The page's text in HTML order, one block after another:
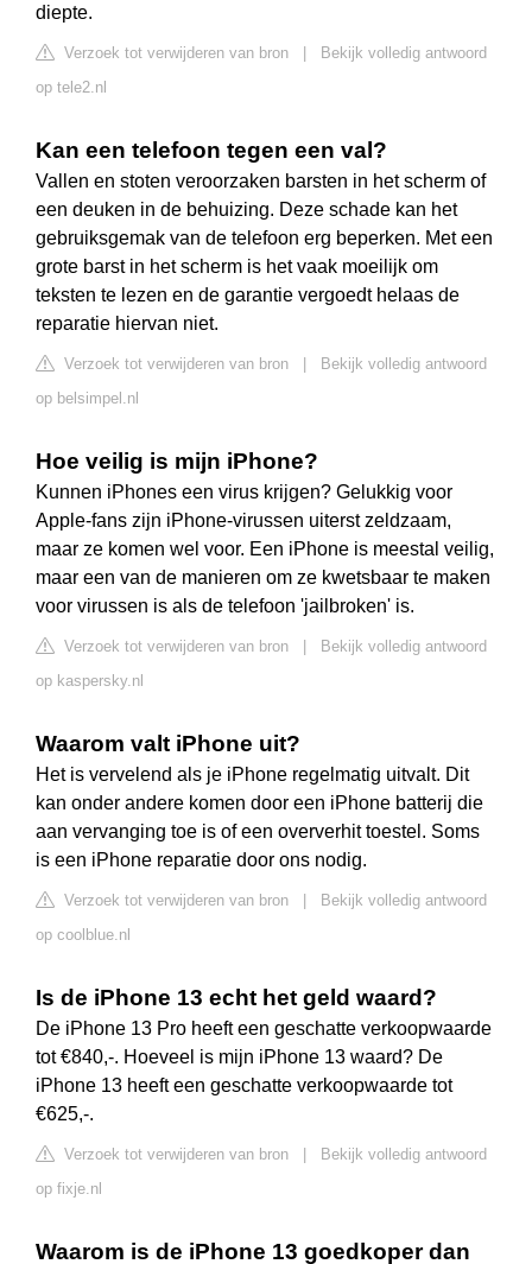
diepte.
Verzoek tot verwijderen van bron
Bekijk volledig antwoord
op tele2.nl
Kan een telefoon tegen een val?
Vallen en stoten veroorzaken barsten in het scherm of
een deuken in de behuizing. Deze schade kan het
gebruiksgemak van de telefoon erg beperken. Met een
grote barst in het scherm is het vaak moeilijk om
teksten te lezen en de garantie vergoedt helaas de
reparatie hiervan niet.
Verzoek tot verwijderen van bron
Bekijk volledig antwoord
op belsimpel.nl
Hoe veilig is mijn iPhone?
Kunnen iPhones een virus krijgen? Gelukkig voor
Apple-fans zijn iPhone-virussen uiterst zeldzaam,
maar ze komen wel voor. Een iPhone is meestal veilig,
maar een van de manieren om ze kwetsbaar te maken
voor virussen is als de telefoon 'jailbroken' is.
Verzoek tot verwijderen van bron
Bekijk volledig antwoord
op kaspersky.nl
Waarom valt iPhone uit?
Het is vervelend als je iPhone regelmatig uitvalt. Dit
kan onder andere komen door een iPhone batterij die
aan vervanging toe is of een oververhit toestel. Soms
is een iPhone reparatie door ons nodig.
Verzoek tot verwijderen van bron
Bekijk volledig antwoord
op coolblue.nl
Is de iPhone 13 echt het geld waard?
De iPhone 13 Pro heeft een geschatte verkoopwaarde
tot €840,-. Hoeveel is mijn iPhone 13 waard? De
iPhone 13 heeft een geschatte verkoopwaarde tot
€625,-.
Verzoek tot verwijderen van bron
Bekijk volledig antwoord
op fixje.nl
Waarom is de iPhone 13 goedkoper dan